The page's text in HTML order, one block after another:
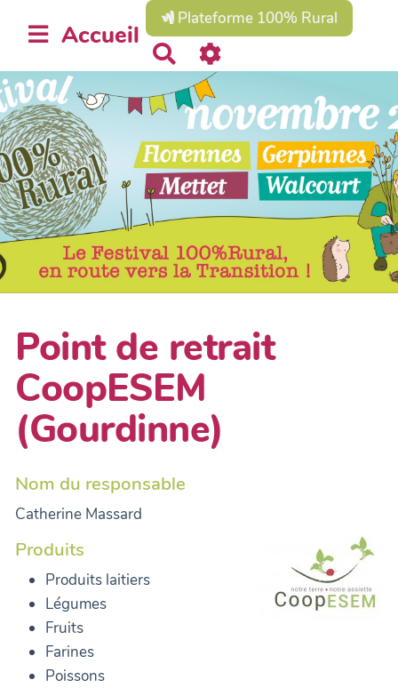
Accueil
Plateforme 100% Rural
e
c
h
e
r
c
r
Point de retrait
CoopESEM
(Gourdinne)
Nom du responsable
Catherine Massard
Produits
Produits laitiers
Légumes
Fruits
Farines
Poissons